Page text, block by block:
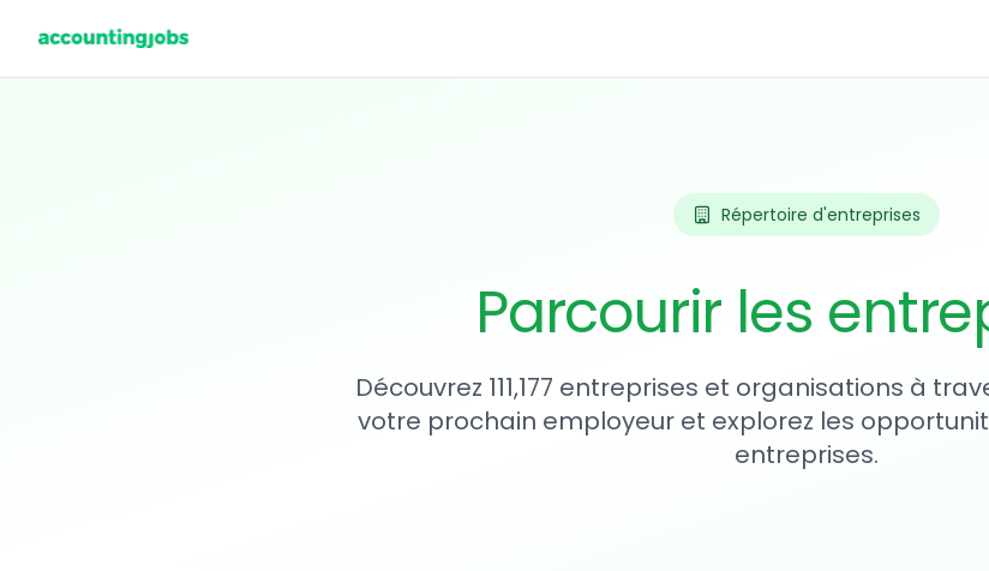
Répertoire d'entreprises
Parcourir les
Découvrez 111,177 entreprises et organisations à
votre prochain employeur et explorez les
entreprises.